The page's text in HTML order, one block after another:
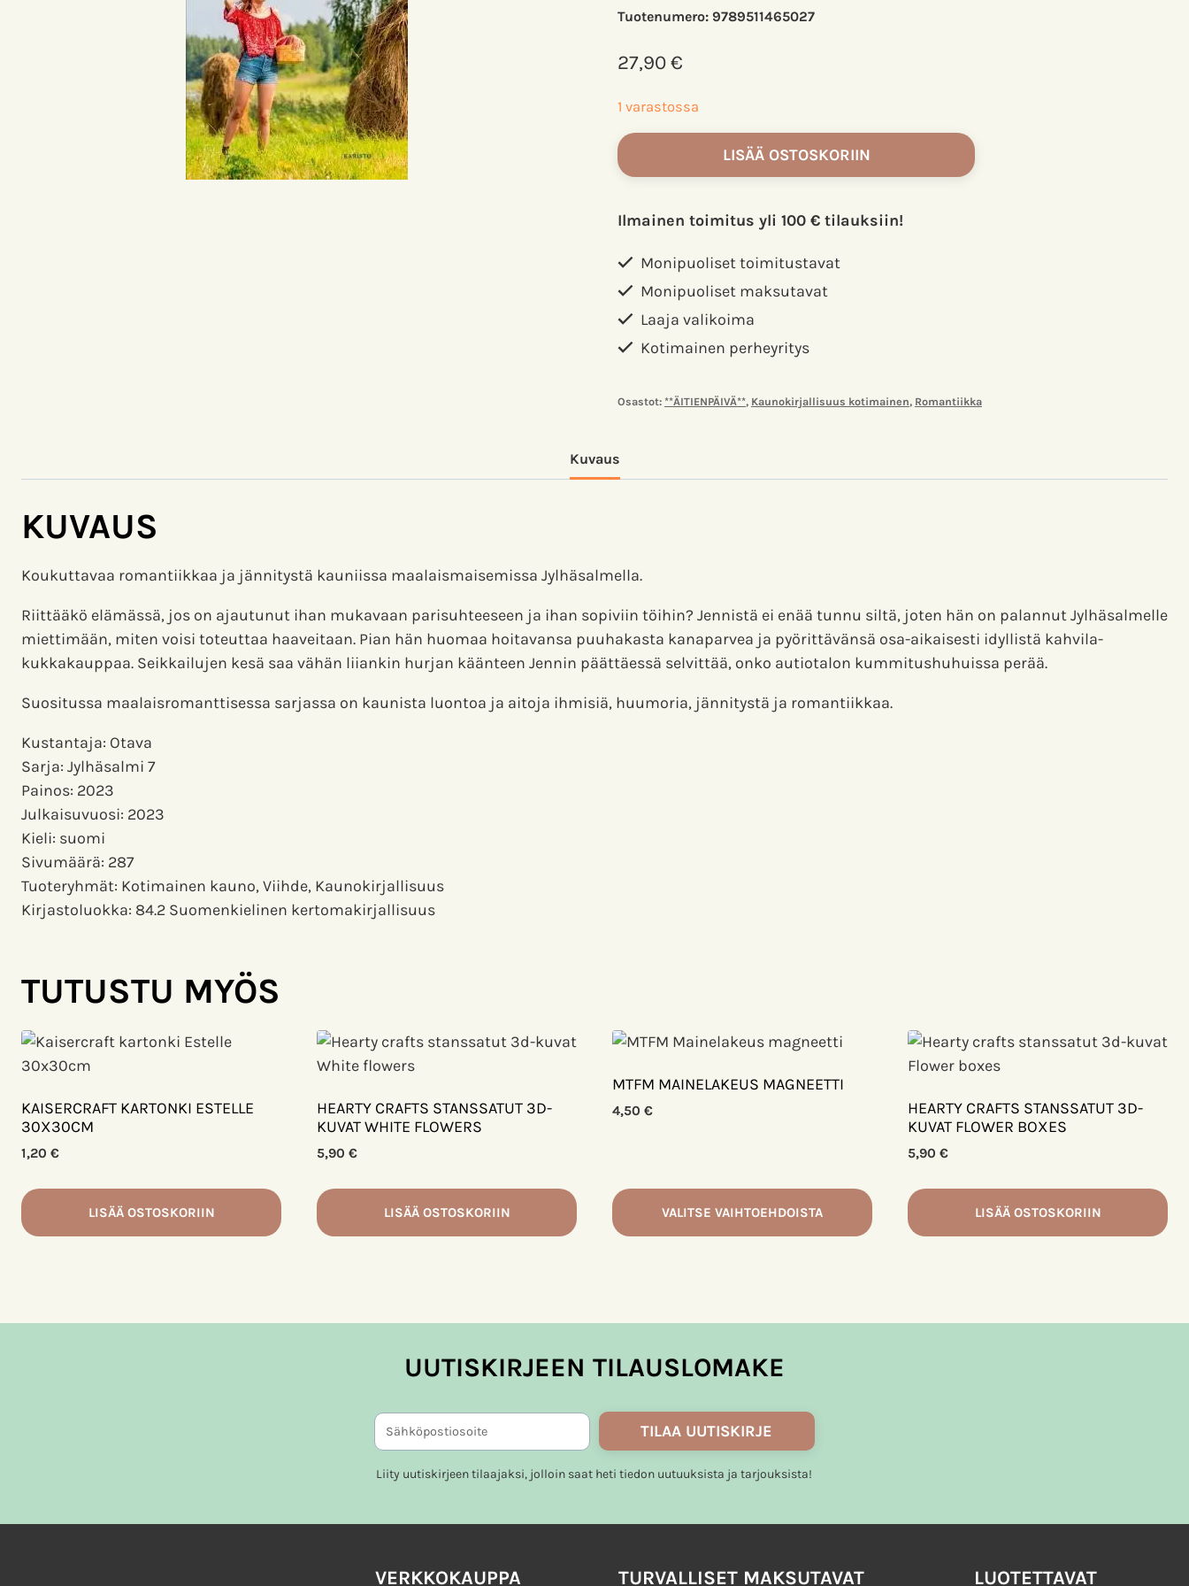
Tuotenumero: 9789511465027
27,90€
1 varastossa
Unikoita
ja
Jylhäsalmella,
Kirsi
määrä
LISÄÄ OSTOSKORIIN
Ilmainen toimitus yli 100 € tilauksiin!
Monipuoliset toimitustavat
Monipuoliset maksutavat
Laaja valikoima
Kotimainen perheyritys
Osastot: **ÄITIENPÄIVÄ**, Kaunokirjallisuus kotimainen, Romantiikka
Kuvaus
KUVAUS
Koukuttavaa romantiikkaa ja jännitystä kauniissa maalaismaisemissa Jylhäsalmella.
Riittääkö elämässä, jos on ajautunut ihan mukavaan parisuhteeseen ja ihan sopiviin töihin? Jennistä ei enää tunnu siltä, joten hän on palannut Jylhäsalmelle
miettimään, miten voisi toteuttaa haaveitaan. Pian hän huomaa hoitavansa puuhakasta kanaparvea ja pyörittävänsä osa-aikaisesti idyllistä kahvila-
kukkakauppaa. Seikkailujen kesä saa vähän liiankin hurjan käänteen Jennin päättäessä selvittää, onko autiotalon kummitushuhuissa perää.
Suositussa maalaisromanttisessa sarjassa on kaunista luontoa ja aitoja ihmisiä, huumoria, jännitystä ja romantiikkaa.
Kustantaja: Otava
Sarja: Jylhäsalmi 7
Painos: 2023
Julkaisuvuosi: 2023
Kieli: suomi
Sivumäärä: 287
Tuoteryhmät: Kotimainen kauno, Viihde, Kaunokirjallisuus
Kirjastoluokka: 84.2 Suomenkielinen kertomakirjallisuus
TUTUSTU MYÖS
KAISERCRAFT KARTONKI ESTELLE
30X30CM
1,20 €
LISÄÄ OSTOSKORIIN
HEARTY CRAFTS STANSSATUT 3D-
KUVAT WHITE FLOWERS
5,90 €
LISÄÄ OSTOSKORIIN
MTFM MAINELAKEUS MAGNEETTI
4,50 €
VALITSE VAIHTOEHDOISTA
useampi
Voit
valinnat
tuotteen
HEARTY CRAFTS STANSSATUT 3D-
KUVAT FLOWER BOXES
5,90 €
LISÄÄ OSTOSKORIIN
UUTISKIRJEEN TILAUSLOMAKE
TILAA UUTISKIRJE
Liity uutiskirjeen tilaajaksi, jolloin saat heti tiedon uutuuksista ja tarjouksista!
VERKKOKAUPPA TURVALLISET MAKSUTAVAT LUOTETTAVAT